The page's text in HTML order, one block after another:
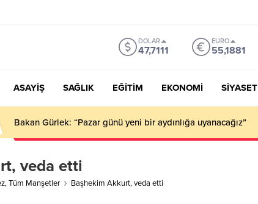
DOLAR
47,7111
EURO
55,1881
ASAYİŞ SAĞLIK EĞİTİM EKONOMİ SİYASET
Bakan Gürlek: “Pazar günü yeni bir aydınlığa uyanacağız”
veda etti
,Tüm Manşetler Başhekim Akkurt, veda etti